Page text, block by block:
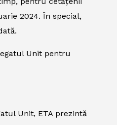
2024. În special,
Unit pentru
Unit, ETA prezintă